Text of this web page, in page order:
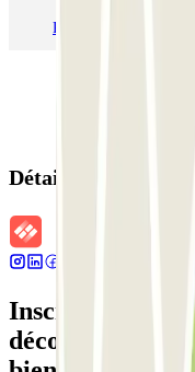
Parking Aéroport
Détails de la
Inscrivez-vous à
découvrez des